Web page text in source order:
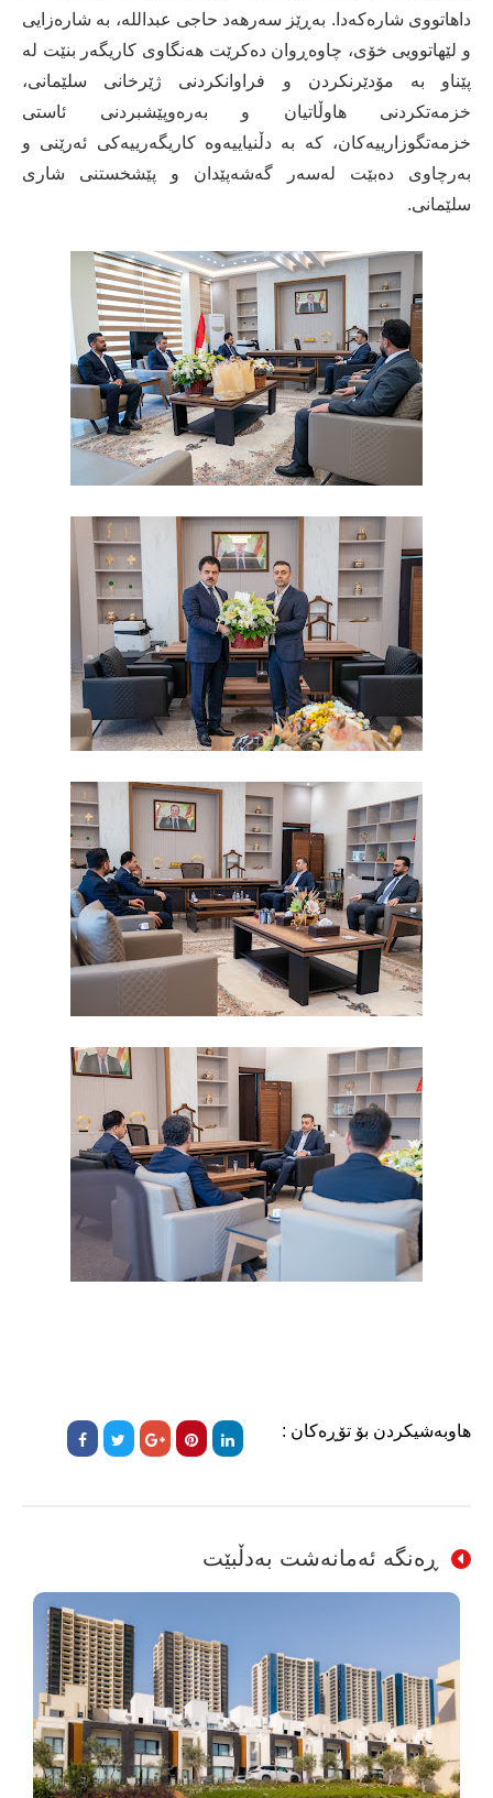
داهاتووی شارەکەدا. بەڕێز سەرهەد حاجی عبداللە، بە شارەزایی
و لێهاتوویی خۆی، چاوەڕوان دەکرێت هەنگاوی کاریگەر بنێت لە
پێناو بە مۆدێرنکردن و فراوانکردنی ژێرخانی سلێمانی،
خزمەتکردنی هاوڵاتیان و بەرەوپێشبردنی ئاستی
خزمەتگوزارییەکان، کە بە دڵنیاییەوە کاریگەرییەکی ئەرێنی و
بەرچاوی دەبێت لەسەر گەشەپێدان و پێشخستنی شاری
سلێمانی.
هاوبەشیکردن بۆ تۆڕەکان :
ڕەنگە ئەمانەشت بەدڵبێت